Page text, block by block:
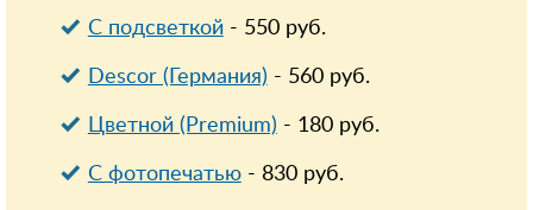
С подсветкой- 550руб.
Descor (Германия) - 560руб.
Цветной (Premium) - 180руб.
С фотопечатью- 830руб.